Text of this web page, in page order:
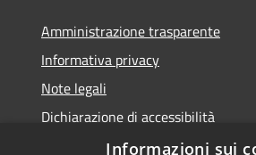
Amministrazione trasparente
Informativa privacy
Note legali
Dichiarazione di accessibilità
Piano di miglioramento dei servizi
Informazioni sui